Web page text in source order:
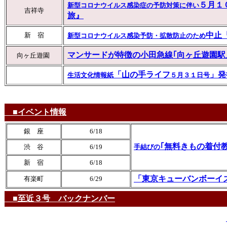
吉祥寺
新型コロナウイルス感染症の予防対策に伴い ５月１
旅』
新 宿 新型コロナウイルス感染予防・拡散防止のため中止
向ヶ丘遊園 マンサードが特徴の小田急線｢向ヶ丘遊園
生活文化情報紙 「山の手ライフ ５月３１日号 」
■イベント情報
銀 座 6/18
手結びの｢無料きもの着付
渋 谷 6/19
新 宿 6/18
有楽町 6/29 「東京キューバンボーイ
■至近３号 バックナンバー